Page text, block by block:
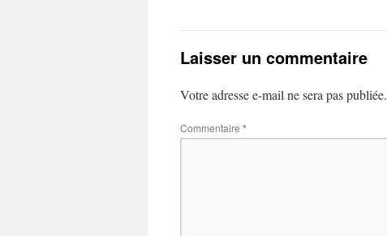
Laisser un commentaire
Votre adresse e-mail ne sera pas publiée.
Commentaire *